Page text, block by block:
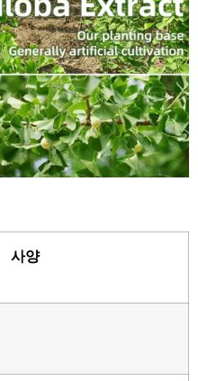
사양